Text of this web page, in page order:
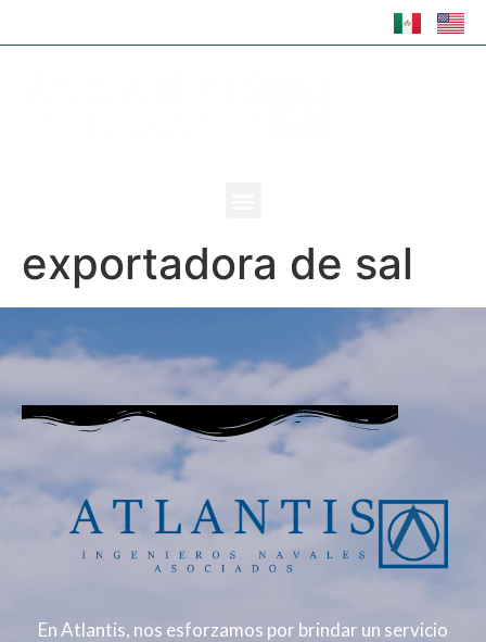
exportadora de sal
En Atlantis, nos esforzamos por brindar un servicio